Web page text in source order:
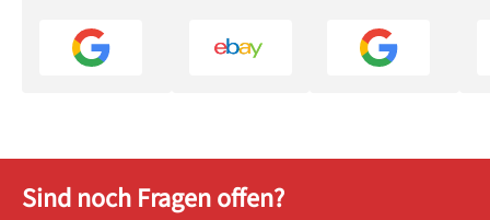
Sind noch Fragen offen?